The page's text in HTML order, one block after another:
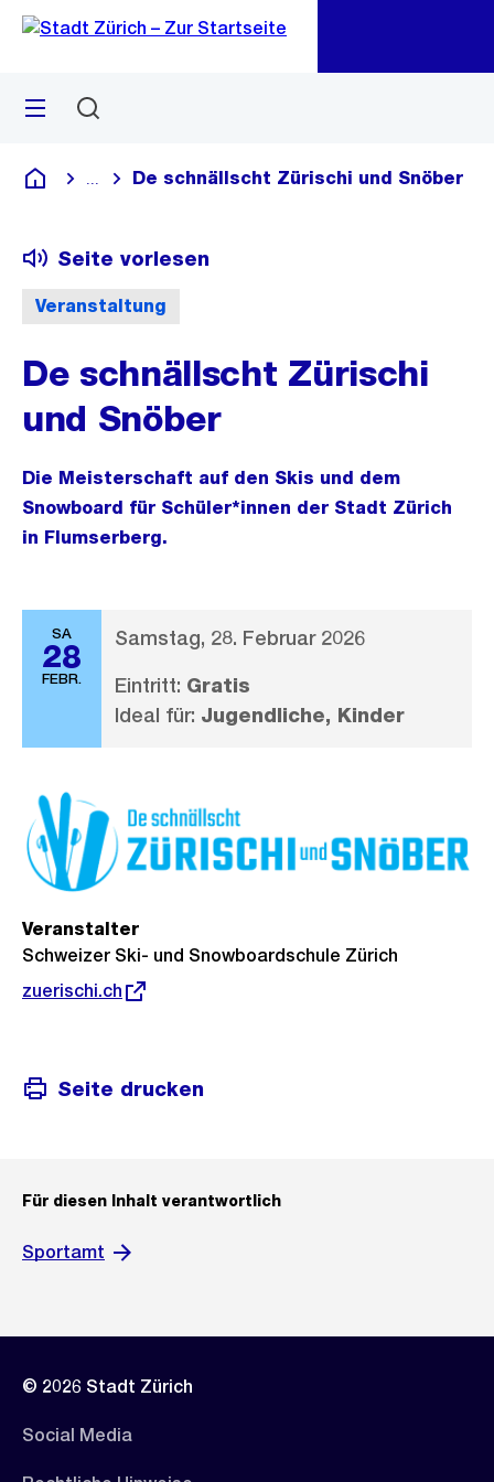
Navigation
Sprunglink
Menü
Deutsch
Blende alle Breadcrumbs ein
De schnällscht Zürischi und Snöber
Veranstaltung
Seite vorlesen
De schnällscht Zürischi
und Snöber
Die Meisterschaft auf den Skis und dem
Snowboard für Schüler*innen der Stadt Zürich
in Flumserberg.
SA
28
FEBR.
Samstag, 28. Februar 2026
Eintritt: Gratis
Ideal für: Jugendliche, Kinder
Veranstalter
Schweizer Ski- und Snowboardschule Zürich
Externer
zuerischi.ch
Seite drucken
Für diesen Inhalt verantwortlich
Sportamt
© 2026 Stadt Zürich
Social Media